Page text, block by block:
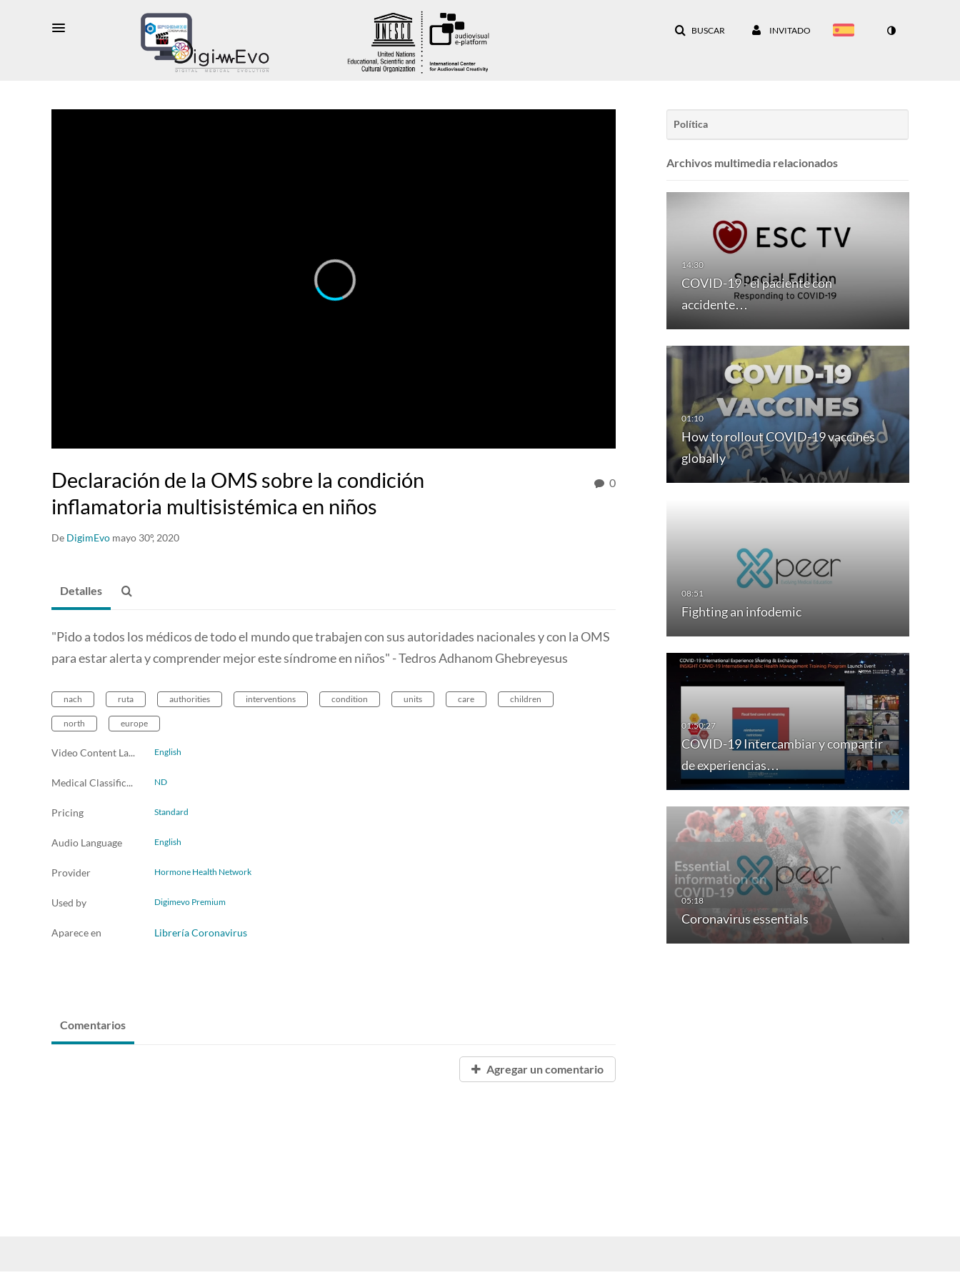
BUSCAR INVITADO
Declaración de la OMS sobre la condición
inflamatoria multisistémica en niños
De DigimEvo mayo 30º, 2020
0
Política
Archivos multimedia relacionados
COVID-19 - el paciente con
accidente…
How to rollout COVID-19 vaccines
globally
Fighting an infodemic
COVID-19 Intercambiar y compartir
de experiencias…
Coronavirus essentials
Detalles
"Pido a todos los médicos de todo el mundo que trabajen con sus autoridades nacionales y con la OMS
para estar alerta y comprender mejor este síndrome en niños" - Tedros Adhanom Ghebreyesus
nach ruta authorities interventions condition units care children
north europe
Video Content Language English
Medical Classification ND
Pricing Standard
Audio Language English
Provider Hormone Health Network
Used by Digimevo Premium
Aparece en Librería Coronavirus
Comentarios
Agregar un comentario